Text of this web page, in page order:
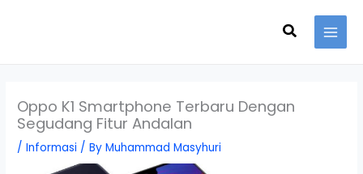
Search
Oppo K1 Smartphone Terbaru Dengan
Segudang Fitur Andalan
/Informasi / ByMuhammad Masyhuri